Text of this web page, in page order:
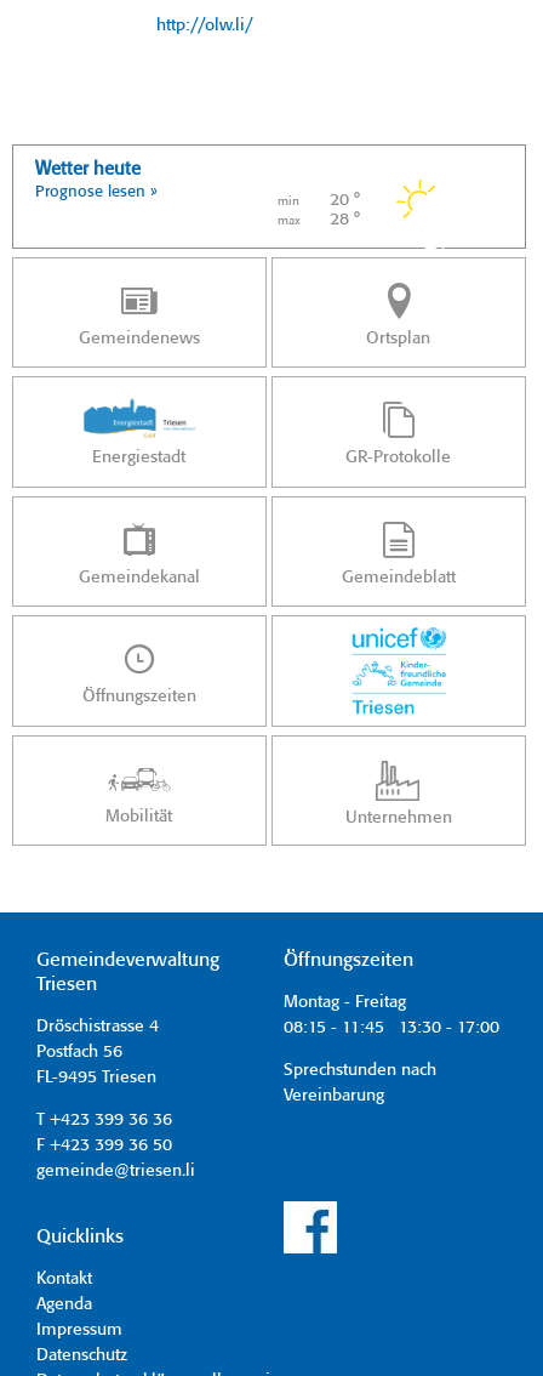
http://olw.li/
Wetter heute
Prognose lesen »
min 20 °
max 28 °
Gemeindenews Ortsplan
Energiestadt GR-Protokolle
Gemeindekanal Gemeindeblatt
Öffnungszeiten
Mobilität Unternehmen
Gemeindeverwaltung
Triesen
Dröschistrasse 4
Postfach 56
FL-9495 Triesen
T +423 399 36 36
F +423 399 36 50
gemeinde@triesen.li
Öffnungszeiten
Montag - Freitag
08:15 - 11:45 13:30 - 17:00
Sprechstunden nach
Vereinbarung
Quicklinks
Kontakt
Agenda
Impressum
Datenschutz